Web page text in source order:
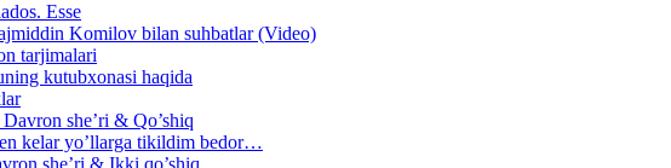
Esse
Komilov bilan suhbatlar (Video)
tarjimalari
kutubxonasi haqida
she’ri & Qo’shiq
kelar yo’llarga tikildim bedor…